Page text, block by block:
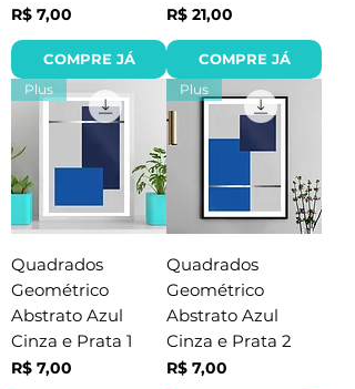
Preço
R$ 7,00
COMPRE JÁ
Preço
R$ 21,00
COMPRE JÁ
Plus
Quadrados
Geométrico
Abstrato Azul
Cinza e Prata 1
Preço
R$ 7,00
Plus
Quadrados
Geométrico
Abstrato Azul
Cinza e Prata 2
Preço
R$ 7,00